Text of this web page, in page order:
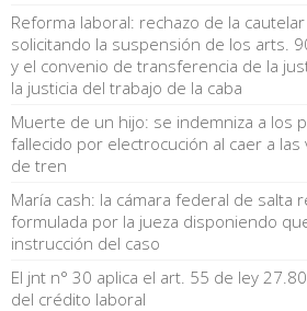
Reforma laboral: rechazo de la
solicitando la suspensión de los arts.
y el convenio de transferencia de la
la justicia del trabajo de la caba
Muerte de un hijo: se indemniza a los
fallecido por electrocución al caer a las
de tren
María cash: la cámara federal de salta
formulada por la jueza disponiendo
instrucción del caso
El jnt n° 30 aplica el art. 55 de ley
del crédito laboral